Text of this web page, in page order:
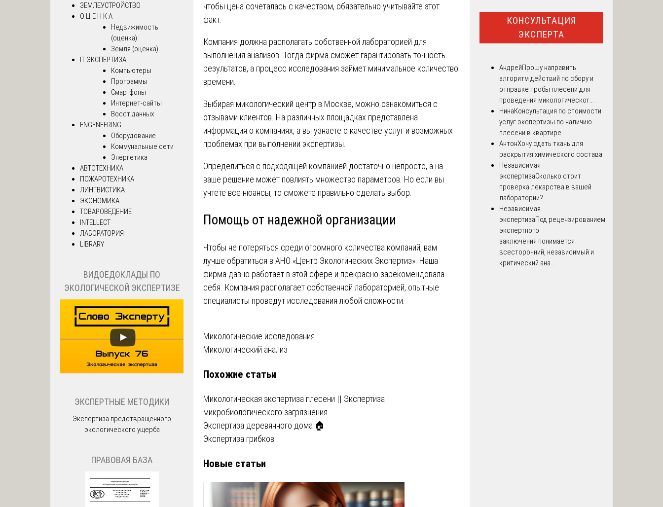
чтобы цена сочеталась с качеством, обязательно учитывайте этот
факт.
Компания должна располагать собственной лабораторией для
выполнения анализов. Тогда фирма сможет гарантировать точность
результатов, а процесс исследования займет минимальное количество
времени.
Выбирая микологический центр в Москве, можно ознакомиться с
отзывами клиентов. На различных площадках представлена
информация о компаниях, а вы узнаете о качестве услуг и возможных
проблемах при выполнении экспертизы.
Определиться с подходящей компанией достаточно непросто, а на
ваше решение может повлиять множество параметров. Но если вы
учтете все нюансы, то сможете правильно сделать выбор.
Помощь от надежной организации
Чтобы не потеряться среди огромного количества компаний, вам
лучше обратиться в АНО «Центр Экологических Экспертиз». Наша
фирма давно работает в этой сфере и прекрасно зарекомендовала
себя. Компания располагает собственной лабораторией, опытные
специалисты проведут исследования любой сложности.
Навигация
записям
Микологические исследования
Микологический анализ
Похожие статьи
Микологическая экспертиза плесени || Экспертиза
микробиологического загрязнения
Экспертиза деревянного дома 🏠
Экспертиза грибков
Новые статьи
ЗЕМЛЕУСТРОЙСТВО
О Ц Е Н К А
Недвижимость
(оценка)
Земля (оценка)
IT ЭКСПЕРТИЗА
Компьютеры
Программы
Смартфоны
Интернет-сайты
Восст.данных
ENGENEERING
Оборудование
Коммунальные сети
Энергетика
АВТОТЕХНИКА
ПОЖАРОТЕХНИКА
ЛИНГВИСТИКА
ЭКОНОМИКА
ТОВАРОВЕДЕНИЕ
INTELLECT
ЛАБОРАТОРИЯ
LIBRARY
ВИДОЕДОКЛАДЫ ПО
ЭКОЛОГИЧЕСКОЙ ЭКСПЕРТИЗЕ
ЭКСПЕРТНЫЕ МЕТОДИКИ
Экспертиза предотвращенного
экологического ущерба
ПРАВОВАЯ БАЗА
КОНСУЛЬТАЦИЯ
ЭКСПЕРТА
АндрейПрошу направить
алгоритм действий по сбору и
отправке пробы плесени для
проведения микологическог...
НинаКонсультация по стоимости
услуг экспертизы по наличию
плесени в квартире
АнтонХочу сдать ткань для
раскрытия химического состава
Независимая
экспертизаСколько стоит
проверка лекарства в вашей
лаборатории?
Независимая
экспертизаПод рецензированием
экспертного
заключения понимается
всесторонний, независимый и
критический ана...